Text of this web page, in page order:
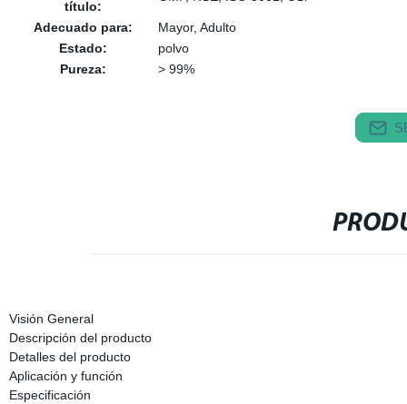
título:
Adecuado para:
Mayor, Adulto
Estado:
polvo
Pureza:
> 99%
Visión General
Descripción del producto
Detalles del producto
Aplicación y función
Especificación